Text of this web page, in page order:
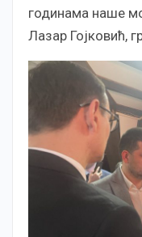
годинама наше
Лазар Гојковић,